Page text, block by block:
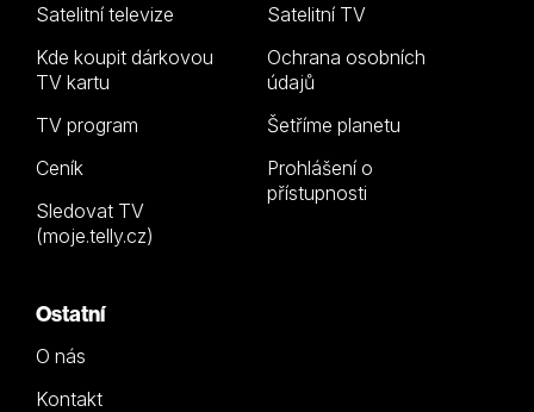
Satelitní televize
Kde koupit dárkovou
TV kartu
TV program
Ceník
Sledovat TV
(moje.telly.cz)
Satelitní TV
Ochrana osobních
údajů
Šetříme planetu
Prohlášení o
přístupnosti
Ostatní
O nás
Kontakt